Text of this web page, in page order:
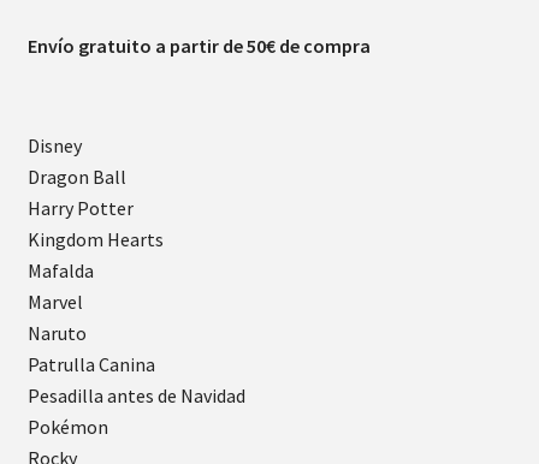
Envío gratuito a partir de 50€ de compra
Disney
Dragon Ball
Harry Potter
Kingdom Hearts
Mafalda
Marvel
Naruto
Patrulla Canina
Pesadilla antes de Navidad
Pokémon
Rocky